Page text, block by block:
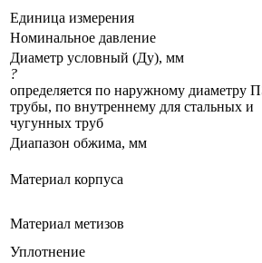
Единица измерения
Номинальное давление
Диаметр условный (Ду), мм
?
определяется по наружному
трубы, по внутреннему для стальных и
чугунных труб
Диапазон обжима, мм
Материал корпуса
Материал метизов
Уплотнение